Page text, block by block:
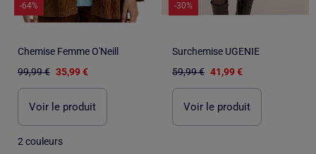
-64%
Chemise Femme O'Neill
99,99 € 35,99 €
Voir le produit
2 couleurs
-30%
Surchemise UGENIE
59,99 € 41,99 €
Voir le produit